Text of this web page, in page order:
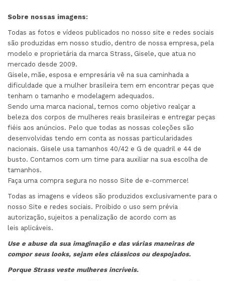
Sobre nossas imagens:
Todas as fotos e vídeos publicados no nosso site e redes sociais
são produzidas em nosso studio, dentro de nossa empresa, pela
modelo e proprietária da marca Strass, Gisele, que atua no
mercado desde 2009.
Gisele, mãe, esposa e empresária vê na sua caminhada a
dificuldade que a mulher brasileira tem em encontrar peças que
tenham o tamanho e modelagem adequados.
Sendo uma marca nacional, temos como objetivo realçar a
beleza dos corpos de mulheres reais brasileiras e entregar peças
fiéis aos anúncios. Pelo que todas as nossas coleções são
desenvolvidas tendo em conta as nossas particularidades
nacionais. Gisele usa tamanhos 40/42 e G de quadril e 44 de
busto. Contamos com um time para auxiliar na sua escolha de
tamanhos.
Faça uma compra segura no nosso Site de e-commerce!
Todas as imagens e vídeos são produzidos exclusivamente para o
nosso Site e redes sociais. Proibido o uso sem prévia
autorização, sujeitos a penalização de acordo com as
leis aplicáveis.
Use e abuse da sua imaginação e das várias maneiras de
compor seus looks, sejam eles clássicos ou despojados.
Porque Strass veste mulheres incríveis.